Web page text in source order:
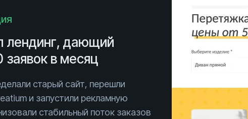
лендинг, дающий
в месяц
старый сайт, перешли
и запустили рекламную
стабильный поток заказов